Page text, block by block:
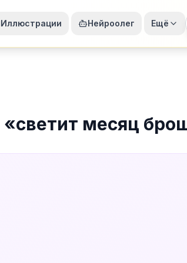
Иллюстрации Нейроолег Ещё
«светит месяц